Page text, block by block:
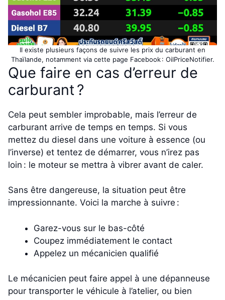
Il existe plusieurs façons de suivre les prix du carburant en
Thaïlande, notamment via cette page Facebook : OilPriceNotifier.
Que faire en cas d’erreur de
carburant ?
Cela peut sembler improbable, mais l’erreur de
carburant arrive de temps en temps. Si vous
mettez du diesel dans une voiture à essence (ou
l’inverse) et tentez de démarrer, vous n’irez pas
loin : le moteur se mettra à vibrer avant de caler.
Sans être dangereuse, la situation peut être
impressionnante. Voici la marche à suivre :
Garez-vous sur le bas-côté
Coupez immédiatement le contact
Appelez un mécanicien qualifié
Le mécanicien peut faire appel à une dépanneuse
pour transporter le véhicule à l’atelier, ou bien